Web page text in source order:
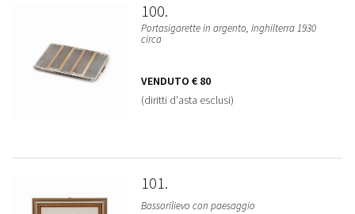
100
Portasigarette in argento, Inghilterra 1930
circa
VENDUTO € 80
(diritti d'asta esclusi)
101
Bassorilievo con paesaggio